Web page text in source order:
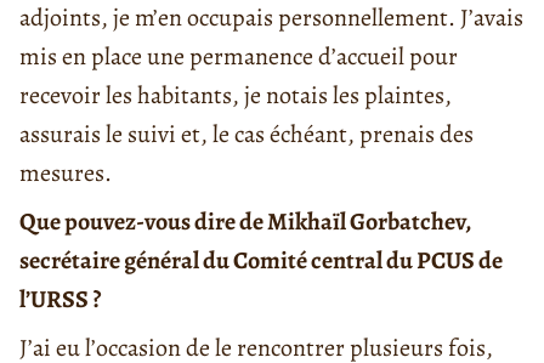
adjoints, je m’en occupais personnellement. J’avais
mis en place une permanence d’accueil pour
recevoir les habitants, je notais les plaintes,
assurais le suivi et, le cas échéant, prenais des
mesures.
Que pouvez-vous dire deMikhaïl Gorbatchev,
secrétaire général du Comité central du PCUS de
l’URSS ?
J’ai eu l’occasion de le rencontrer plusieurs fois,